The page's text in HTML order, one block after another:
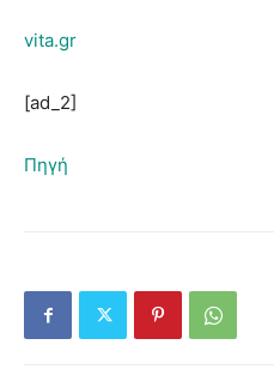
vita.gr
[ad_2]
Πηγή